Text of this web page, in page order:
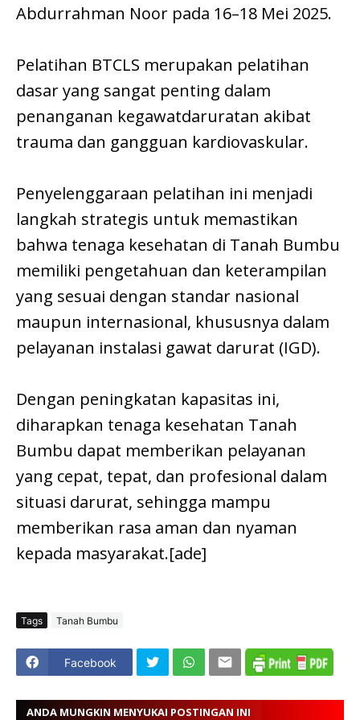
Abdurrahman Noor pada 16–18 Mei 2025.
Pelatihan BTCLS merupakan pelatihan
dasar yang sangat penting dalam
penanganan kegawatdaruratan akibat
trauma dan gangguan kardiovaskular.
Penyelenggaraan pelatihan ini menjadi
langkah strategis untuk memastikan
bahwa tenaga kesehatan di Tanah Bumbu
memiliki pengetahuan dan keterampilan
yang sesuai dengan standar nasional
maupun internasional, khususnya dalam
pelayanan instalasi gawat darurat (IGD).
Dengan peningkatan kapasitas ini,
diharapkan tenaga kesehatan Tanah
Bumbu dapat memberikan pelayanan
yang cepat, tepat, dan profesional dalam
situasi darurat, sehingga mampu
memberikan rasa aman dan nyaman
kepada masyarakat.[ade]
Tags Tanah Bumbu
Facebook
ANDA MUNGKIN MENYUKAI POSTINGAN INI